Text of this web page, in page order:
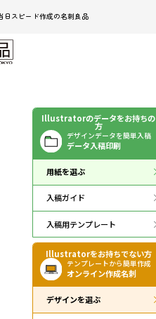
日スピード作成の名刺良品
Illustratorのデータをお持ちの
方
デザインデータを簡単入稿
データ入稿印刷
用紙を選ぶ
入稿ガイド
入稿用テンプレート
Illustratorをお持ちでない方
テンプレートから簡単作成
オンライン作成名刺
デザインを選ぶ